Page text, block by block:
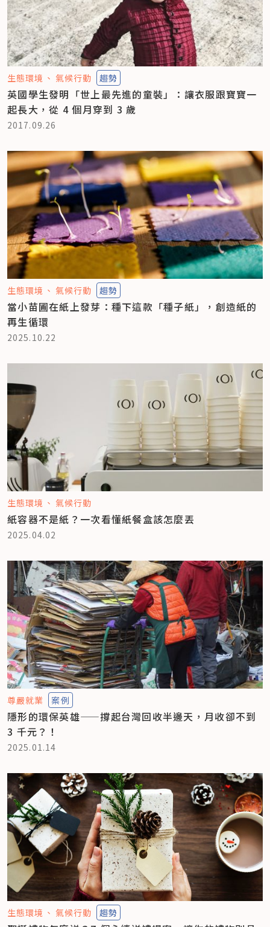
生態環境 氣候行動 趨勢
英國學生發明「世上最先進的童裝」：讓衣服跟寶寶一
起長大，從 4 個月穿到 3 歲
2017.09.26
生態環境 氣候行動 趨勢
當小苗圃在紙上發芽：種下這款「種子紙」，創造紙的
再生循環
2025.10.22
生態環境 氣候行動
紙容器不是紙？一次看懂紙餐盒該怎麼丟
2025.04.02
尊嚴就業 案例
隱形的環保英雄——撐起台灣回收半邊天，月收卻不到
3 千元？！
2025.01.14
生態環境 氣候行動 趨勢